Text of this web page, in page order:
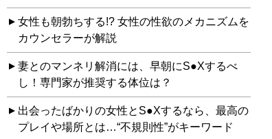
女性も朝勃ちする!? 女性の性欲のメカニズムを
カウンセラーが解説
妻とのマンネリ解消には、早朝にS●Xするべ
し！専門家が推奨する体位は？
出会ったばかりの女性とS●Xするなら、最高の
プレイや場所とは…“不規則性”がキーワード